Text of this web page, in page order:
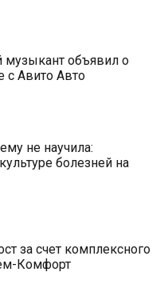
музыкант объявил о
с Авито Авто
не научила:
болезней на
за счет комплексного
Комфорт